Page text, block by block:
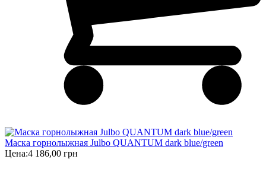
Маска горнолыжная Julbo QUANTUM dark blue/green
Цена:4 186,00 грн